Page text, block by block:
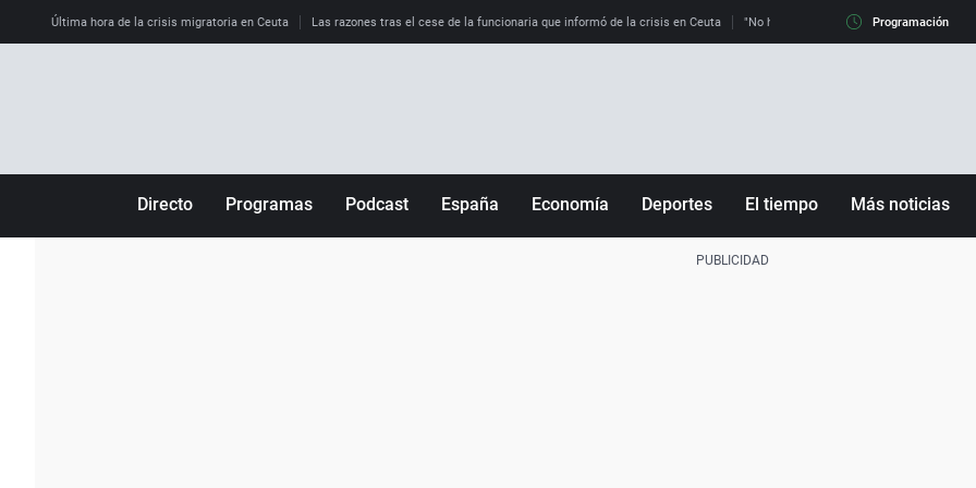
Última hora de la crisis migratoria en Ceuta Las razones tras el cese de la funcionaria que informó de la crisis en Ceuta "No hay mafias, que no nos engañen":
Programación
Directo Programas Podcast España Economía Deportes El tiempo Más noticias